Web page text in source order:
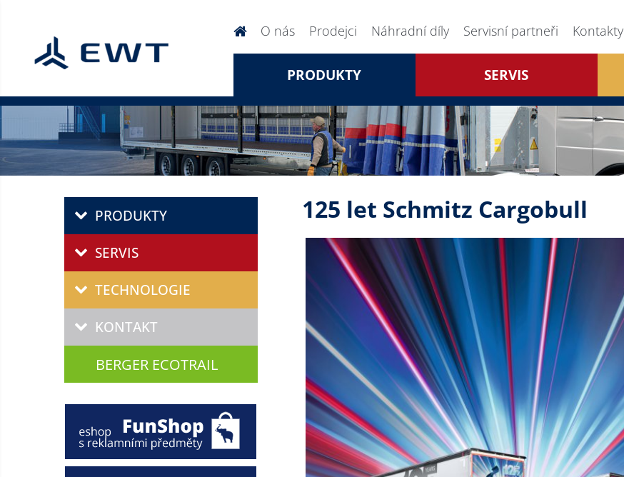
O nás Prodejci Náhradní díly Servisní partneři Kontakty
PRODUKTY SERVIS
125 let Schmitz Cargobull
PRODUKTY
SERVIS
TECHNOLOGIE
KONTAKT
BERGER ECOTRAIL